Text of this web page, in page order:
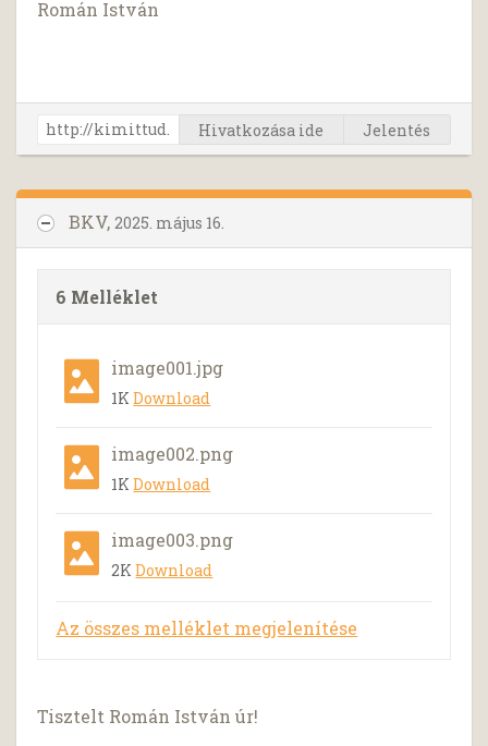
Román István
Hivatkozása ide Jelentés
BKV, 2025. május 16.
6 Melléklet
image001.jpg
1KDownload
image002.png
1KDownload
image003.png
2KDownload
Az összes melléklet megjelenítése
Tisztelt Román István úr!